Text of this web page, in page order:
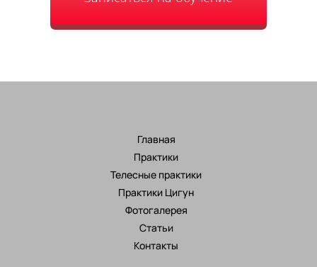
Главная
Практики
Телесные практики
Практики Цигун
Фотогалерея
Статьи
Контакты